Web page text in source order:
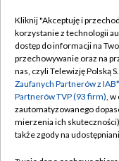
Abonament TVP
Emisja w TVP
Centrum
Naziemna
Kliknij "Akceptuję i
korzystanie z technologii
dostęp do informacji na
przechowywanie oraz na
nas, czyli Telewizję Polską
Zaufanych Partnerów z
Partnerów TVP (93 firm), w
zautomatyzowanego
mierzenia ich
także zgody na